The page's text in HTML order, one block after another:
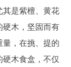
其是紫檀、黄花
硬木，坚固而有
量，在挑、提的
木食盒，不仅